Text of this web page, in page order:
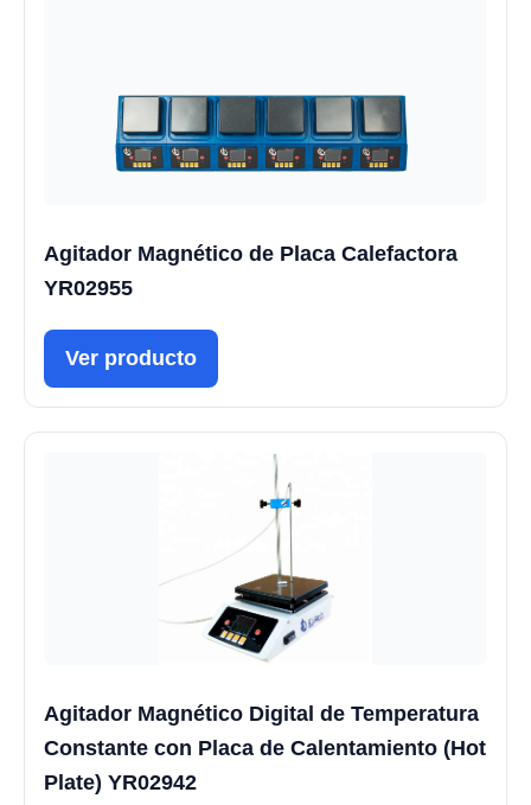
Agitador Magnético de Placa Calefactora
YR02955
Ver producto
Agitador Magnético Digital de Temperatura
Constante con Placa de Calentamiento (Hot
Plate) YR02942